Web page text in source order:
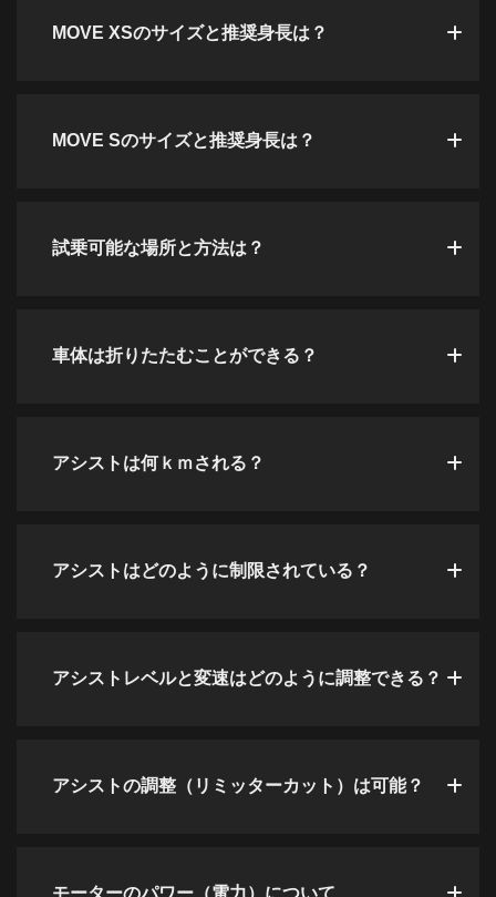
MOVE XSのサイズと推奨身長は？
MOVE Sのサイズと推奨身長は？
試乗可能な場所と方法は？
車体は折りたたむことができる？
アシストは何ｋｍされる？
アシストはどのように制限されている？
アシストレベルと変速はどのように調整できる？
アシストの調整（リミッターカット）は可能？
モーターのパワー（電力）について